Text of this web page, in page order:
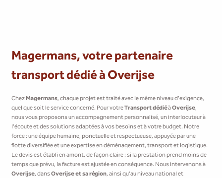
Magermans, votre partenaire
transport dédié à Overijse
ChezMagermans, chaque projet est traité avec le même niveau d'exigence,
quel que soit le service concerné. Pour votreTransport dédiéàOverijse,
nous vous proposons un accompagnement personnalisé, un interlocuteur à
l'écoute et des solutions adaptées à vos besoins et à votre budget. Notre
force : une équipe humaine, ponctuelle et respectueuse, appuyée par une
flotte diversifiée et une expertise en déménagement, transport et logistique.
Le devis est établi en amont, de façon claire : si la prestation prend moins de
temps que prévu, la facture est ajustée en conséquence. Nous intervenons à
Overijse, dansOverijse et sa région, ainsi qu'au niveau national et